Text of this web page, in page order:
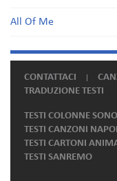
All Of Me
CONTATTACI
TRADUZIONE TESTI
TESTI COLONNE
TESTI CANZONI
TESTI CARTONI
TESTI SANREMO